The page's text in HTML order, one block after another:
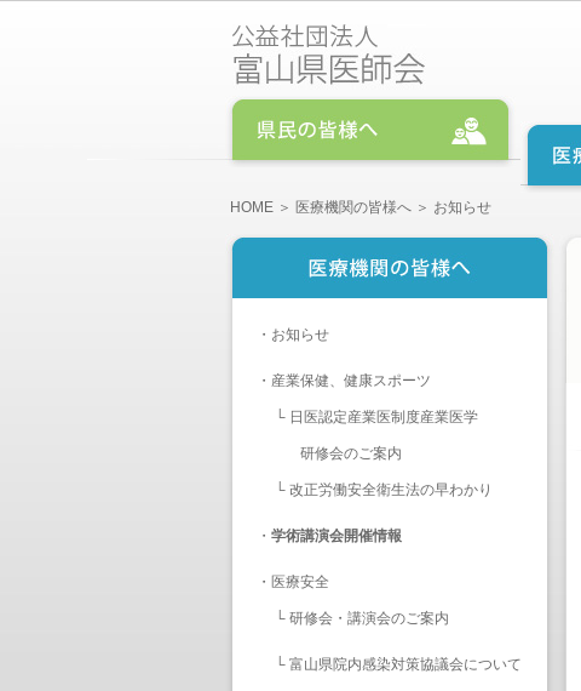
HOME ＞ 医療機関の皆様へ ＞ お知らせ
・ お知らせ
・ 産業保健、健康スポーツ
└ 日医認定産業医制度産業医学
研修会のご案内
└ 改正労働安全衛生法の早わかり
・ 学術講演会開催情報
・ 医療安全
└ 研修会・講演会のご案内
└ 富山県院内感染対策協議会について